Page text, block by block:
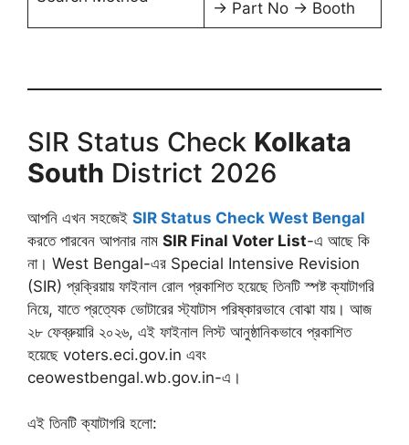
→ Part No → Booth
SIR Status Check Kolkata
South District 2026
আপনি এখন সহজেই SIR Status Check West Bengal
করতে পারবেন আপনার নাম SIR Final Voter List-এ আছে কি
না। West Bengal-এর Special Intensive Revision
(SIR) প্রক্রিয়ায় ফাইনাল রোল প্রকাশিত হয়েছে তিনটি স্পষ্ট ক্যাটাগরি
নিয়ে, যাতে প্রত্যেক ভোটারের স্ট্যাটাস পরিষ্কারভাবে বোঝা যায়। আজ
২৮ ফেব্রুয়ারি ২০২৬, এই ফাইনাল লিস্ট আনুষ্ঠানিকভাবে প্রকাশিত
হয়েছে voters.eci.gov.in এবং
ceowestbengal.wb.gov.in-এ।
এই তিনটি ক্যাটাগরি হলো: